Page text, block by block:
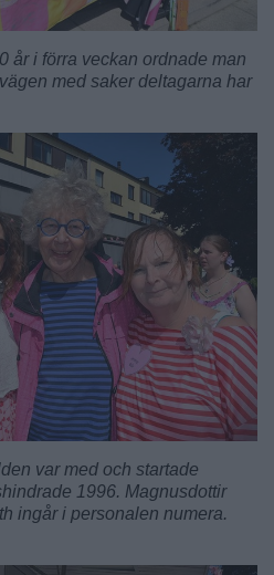
år i förra veckan ordnade man
med saker deltagarna har
var med och startade
1996. Magnusdottir
ingår i personalen numera.